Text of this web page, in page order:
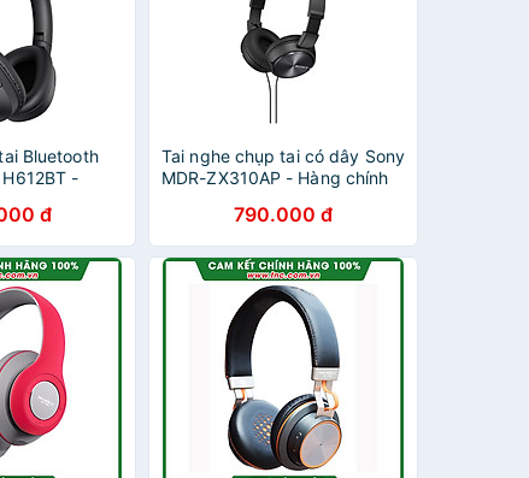
Bluetooth
-
đ
Tai nghe chụp tai có dây Sony
MDR-ZX310AP - Hàng chính
790.000 đ